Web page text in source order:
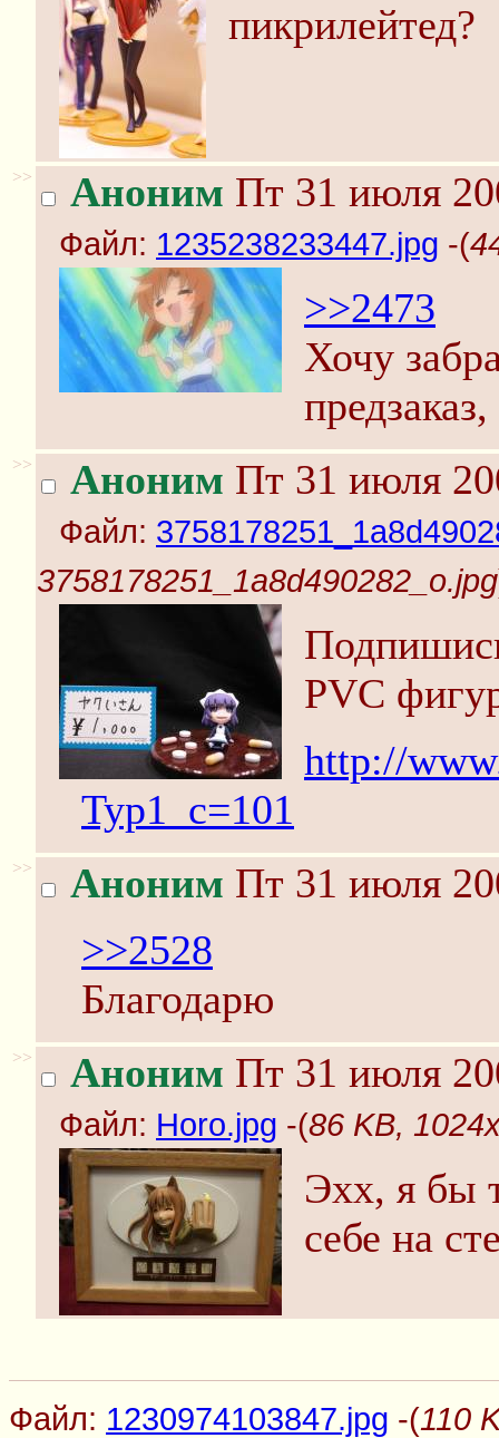
пикрилейтед?
>> Аноним Пт 31 июля
Файл: 1235238233447.jpg -(
>>2473
Хочу
>> Аноним Пт 31 июля
Файл:
3758178251_1a8d490282_o.jpg
PVC
http://
Typ1_c=101
>> Аноним Пт 31 июля
>>2528
Благодарю
>> Аноним Пт 31 июля
Файл: Horo.jpg -(86 KB,
Эхх, я бы
себе на
Файл: 1230974103847.jpg -(110